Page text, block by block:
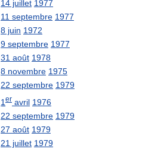
14 juillet 1977
11 septembre 1977
8 juin 1972
9 septembre 1977
31 août 1978
8 novembre 1975
22 septembre 1979
1 er avril 1976
22 septembre 1979
27 août 1979
21 juillet 1979